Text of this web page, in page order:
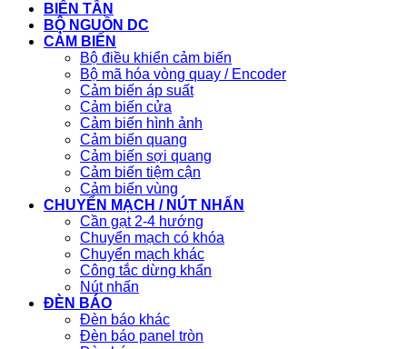
BIẾN TẦN
BỘ NGUỒN DC
CẢM BIẾN
Bộ điều khiển cảm biến
Bộ mã hóa vòng quay / Encoder
Cảm biến áp suất
Cảm biến cửa
Cảm biến hình ảnh
Cảm biến quang
Cảm biến sợi quang
Cảm biến tiệm cận
Cảm biến vùng
CHUYỂN MẠCH / NÚT NHẤN
Cần gạt 2-4 hướng
Chuyển mạch có khóa
Chuyển mạch khác
Công tắc dừng khẩn
Nút nhấn
ĐÈN BÁO
Đèn báo khác
Đèn báo panel tròn